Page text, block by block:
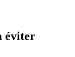
éviter